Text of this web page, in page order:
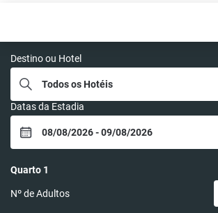
Destino ou Hotel
Datas da Estadia
Quarto 1
Nº de Adultos